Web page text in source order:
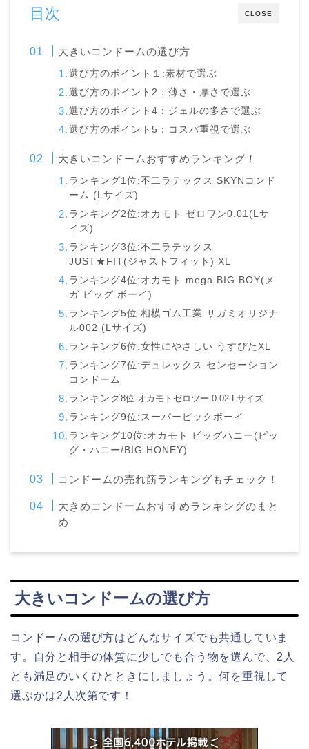
CLOSE
目次
大きいコンドームの選び方
選び方のポイント１:素材で選ぶ
選び方のポイント2：薄さ・厚さで選ぶ
選び方のポイント4：ジェルの多さで選ぶ
選び方のポイント5：コスパ重視で選ぶ
大きいコンドームおすすめランキング！
ランキング1位:不二ラテックス SKYNコンド
ーム (Lサイズ)
ランキング2位:オカモト ゼロワン0.01(Lサ
イズ)
ランキング3位:不二ラテックス
JUST★FIT(ジャストフィット) XL
ランキング4位:オカモト mega BIG BOY(メ
ガ ビッグ ボーイ)
ランキング5位:相模ゴム工業 サガミオリジナ
ル002 (Lサイズ)
ランキング6位:女性にやさしい うすぴたXL
ランキング7位:デュレックス センセーション
コンドーム
ランキング8位:オカモトゼロツー 0.02 Lサイズ
ランキング9位:スーパービックボーイ
ランキング10位:オカモト ビッグハニー(ビッ
グ・ハニー/BIG HONEY)
コンドームの売れ筋ランキングもチェック！
大きめコンドームおすすめランキングのまと
め
大きいコンドームの選び方
コンドームの選び方はどんなサイズでも共通していま
す。自分と相手の体質に少しでも合う物を選んで、2人
とも満足のいくひとときにしましょう。何を重視して
選ぶかは2人次第です！